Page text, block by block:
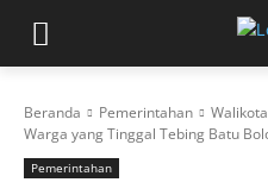
Beranda Pemerintahan
Warga yang Tinggal Tebing Batu
Pemerintahan